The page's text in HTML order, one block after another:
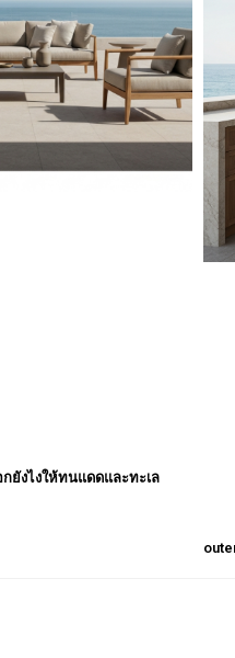
ยังไงให้ทนแดดและทะเล